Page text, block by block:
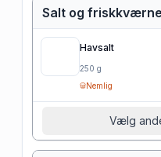
Salt og
Havsalt
250 g
Nemlig
Vælg